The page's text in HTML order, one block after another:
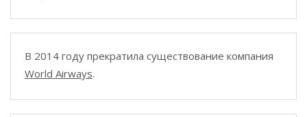
В 2014 году прекратила существование компания
World Airways.